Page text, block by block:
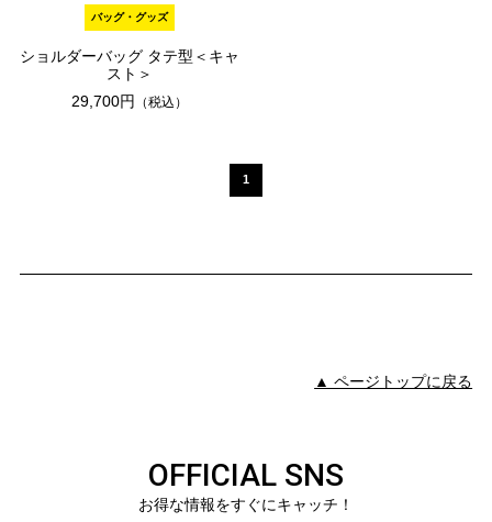
バッグ・グッズ
ショルダーバッグ タテ型＜キャ
スト＞
29,700円
（税込）
1
▲ ページトップに戻る
OFFICIAL SNS
お得な情報をすぐにキャッチ！